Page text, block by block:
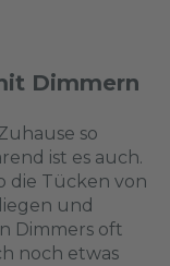
Dimmern
so
ist es auch.
die Tücken von
und
Dimmers oft
noch etwas